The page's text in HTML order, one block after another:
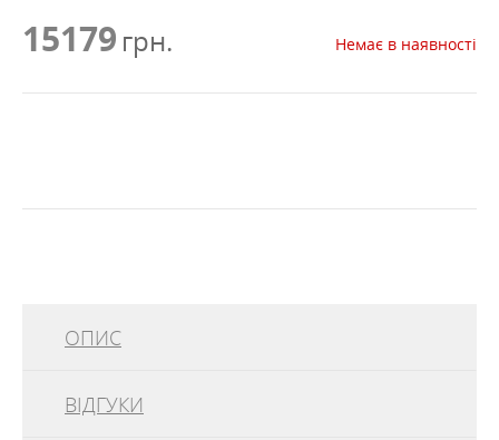
15179 грн. Немає в наявності
ОПИС
У юрті Easy Camp Moonlight Yurt, що вміщує до шести
ВІДГУКИ